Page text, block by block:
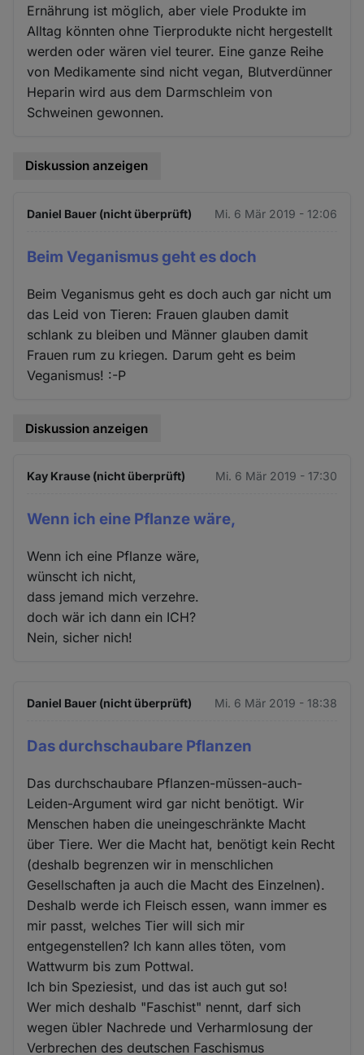
Ernährung ist möglich, aber viele Produkte im
Alltag könnten ohne Tierprodukte nicht hergestellt
werden oder wären viel teurer. Eine ganze Reihe
von Medikamente sind nicht vegan, Blutverdünner
Heparin wird aus dem Darmschleim von
Schweinen gewonnen.
Diskussion anzeigen
Daniel Bauer (nicht überprüft) Mi. 6 Mär 2019 - 12:06
Beim Veganismus geht es doch
Beim Veganismus geht es doch auch gar nicht um
das Leid von Tieren: Frauen glauben damit
schlank zu bleiben und Männer glauben damit
Frauen rum zu kriegen. Darum geht es beim
Veganismus! :-P
Diskussion anzeigen
Kay Krause (nicht überprüft) Mi. 6 Mär 2019 - 17:30
Wenn ich eine Pflanze wäre,
Wenn ich eine Pflanze wäre,
wünscht ich nicht,
dass jemand mich verzehre.
doch wär ich dann ein ICH?
Nein, sicher nich!
Daniel Bauer (nicht überprüft) Mi. 6 Mär 2019 - 18:38
Das durchschaubare Pflanzen
Das durchschaubare Pflanzen-müssen-auch-
Leiden-Argument wird gar nicht benötigt. Wir
Menschen haben die uneingeschränkte Macht
über Tiere. Wer die Macht hat, benötigt kein Recht
(deshalb begrenzen wir in menschlichen
Gesellschaften ja auch die Macht des Einzelnen).
Deshalb werde ich Fleisch essen, wann immer es
mir passt, welches Tier will sich mir
entgegenstellen? Ich kann alles töten, vom
Wattwurm bis zum Pottwal.
Ich bin Speziesist, und das ist auch gut so!
Wer mich deshalb "Faschist" nennt, darf sich
wegen übler Nachrede und Verharmlosung der
Verbrechen des deutschen Faschismus